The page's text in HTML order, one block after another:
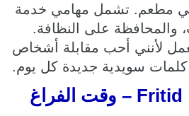
مطعم. تشمل مهامي خدمة
والمحافظة على النظافة.
لأنني أحب مقابلة أشخاص
كلمات سويدية جديدة كل يوم.